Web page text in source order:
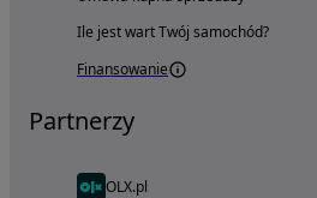
Ile jest wart Twój samochód?
Finansowanie
Partnerzy
OLX.pl